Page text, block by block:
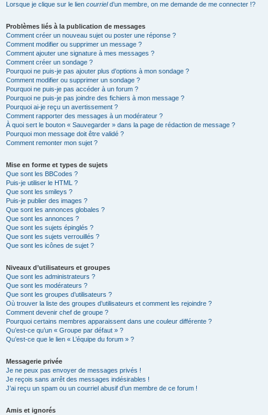
Lorsque je clique sur le lien courrield’un membre, on me demande de me connecter !?
Problèmes liés à la publication de messages
Comment créer un nouveau sujet ou poster une réponse ?
Comment modifier ou supprimer un message ?
Comment ajouter une signature à mes messages ?
Comment créer un sondage ?
Pourquoi ne puis-je pas ajouter plus d’options à mon sondage ?
Comment modifier ou supprimer un sondage ?
Pourquoi ne puis-je pas accéder à un forum ?
Pourquoi ne puis-je pas joindre des fichiers à mon message ?
Pourquoi ai-je reçu un avertissement ?
Comment rapporter des messages à un modérateur ?
À quoi sert le bouton « Sauvegarder » dans la page de rédaction de message ?
Pourquoi mon message doit être validé ?
Comment remonter mon sujet ?
Mise en forme et types de sujets
Que sont les BBCodes ?
Puis-je utiliser le HTML ?
Que sont les smileys ?
Puis-je publier des images ?
Que sont les annonces globales ?
Que sont les annonces ?
Que sont les sujets épinglés ?
Que sont les sujets verrouillés ?
Que sont les icônes de sujet ?
Niveaux d’utilisateurs et groupes
Que sont les administrateurs ?
Que sont les modérateurs ?
Que sont les groupes d’utilisateurs ?
Où trouver la liste des groupes d’utilisateurs et comment les rejoindre ?
Comment devenir chef de groupe ?
Pourquoi certains membres apparaissent dans une couleur différente ?
Qu’est-ce qu’un « Groupe par défaut » ?
Qu’est-ce que le lien « L’équipe du forum » ?
Messagerie privée
Je ne peux pas envoyer de messages privés !
Je reçois sans arrêt des messages indésirables !
J’ai reçu un spam ou un courriel abusif d’un membre de ce forum !
Amis et ignorés